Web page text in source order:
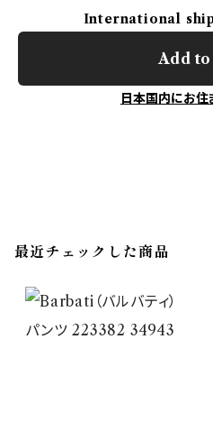
International
Add
日本国内にお住
最近チェックした商品